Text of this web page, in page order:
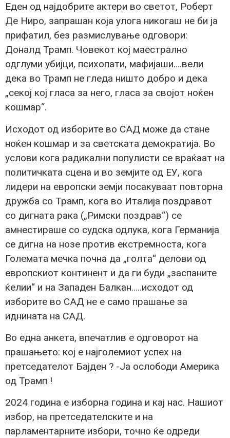
Еден од најдобрите актери во светот, Роберт
Де Ниро, запрашан која улога никогаш не би ја
прифатил, без размислување одговори:
Доналд Трамп. Човекот кој маестрално
одглуми убијци, психопати, мафијаши….вели
дека во Трамп не гледа ништо добро и дека
„секој кој гласа за него, гласа за својот ноќен
кошмар“.
Исходот од изборите во САД можe да станe
ноќен кошмар и за светската демократија. Во
услови кога радикални популисти се враќаат на
политичката сцена и во земјите од ЕУ, кога
лидери на европски земји посакуваат повторна
дружба со Трамп, кога во Италија поздравот
со дигната рака („Римски поздрав“) се
амнестираше со судска одлука, кога Германија
се дигна на нозе против екстремноста, кога
Големата мечка почна да „голта“ делови од
европскиот континент и да ги буди „заспаните
ќелии“ и на Западен Балкан…..исходот од
изборите во САД не е само прашање за
иднината на САД.
Во една анкета, впечатлив е одговорот на
прашањето: кој е најголемиот успех на
претседателот Бајден ? -Ја ослободи Америка
од Трамп !
2024 година е изборна година и кај нас. Нашиот
избор, на претседателските и на
парламентарните избори, точно ќе одреди